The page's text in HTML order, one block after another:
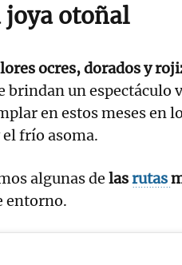
joya otoñal
ocres, dorados y
brindan un espectáculo
en estos meses en
el frío asoma.
algunas de lasrutas
entorno.